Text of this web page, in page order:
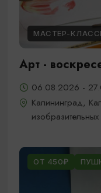
МАСТЕР-
Арт -
06.08.2026 -
Калининград,
изобразительных
ОТ 450₽